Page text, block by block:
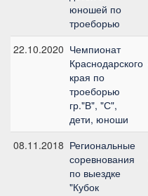
юношей по
троеборью
22.10.2020 Чемпионат
Краснодарского
края по
троеборью
гр."В", "С",
дети, юноши
08.11.2018 Региональные
соревнования
по выездке
"Кубок